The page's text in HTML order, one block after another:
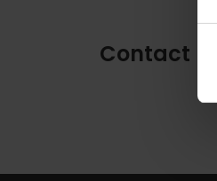
Contact